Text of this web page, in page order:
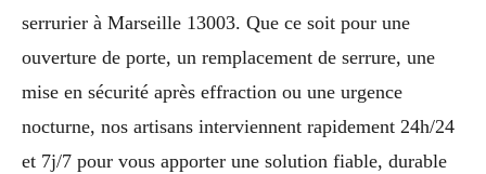
serrurier à Marseille 13003. Que ce soit pour une
ouverture de porte, un remplacement de serrure, une
mise en sécurité après effraction ou une urgence
nocturne, nos artisans interviennent rapidement 24h/24
et 7j/7 pour vous apporter une solution fiable, durable